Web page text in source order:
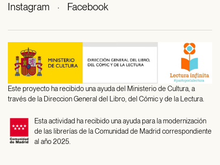
Instagram · Facebook
Este proyecto ha recibido una ayuda del Ministerio de Cultura, a
través de la Direccion General del Libro, del Cómic y de la Lectura.
Esta actividad ha recibido una ayuda para la modernización
de las librerías de la Comunidad de Madrid correspondiente
al año 2025.